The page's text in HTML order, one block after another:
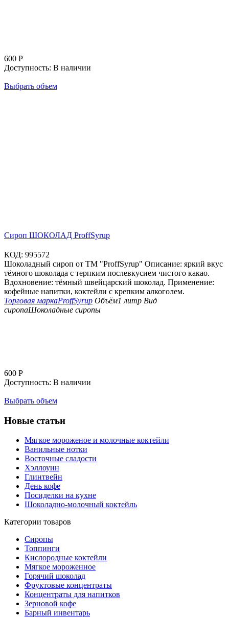
600 Р
Доступность: В наличии
Выбрать объем
Сироп ШОКОЛАД ProffSyrup
КОД: 995572
Шоколадный сироп от ТМ "ProffSyrup" Описание: яркий вкус
тёмного шоколада с терпким послевкусием чистого какао.
Вдохновение: тёмный швейцарский шоколад. Применение:
кофейные напитки, коктейли с крепким алкоголем.
Торговая маркаProffSyrup Объём1 литр Вид
сиропаШоколадные сиропы
600 Р
Доступность: В наличии
Выбрать объем
Новые статьи
Мягкое мороженое и молочные коктейли
Ванильные нотки
Восточные сладости
Хэллоуин
Глинтвейн
День кофе
Посиделки на кухне
Шоколадно-молочный коктейль
Категории товаров
Сиропы
Топпинги
Кислородные коктейли
Мягкое мороженное
Горячий шоколад
Фруктовые концентраты
Концентраты для напитков
Зерновой кофе
Барный инвентарь